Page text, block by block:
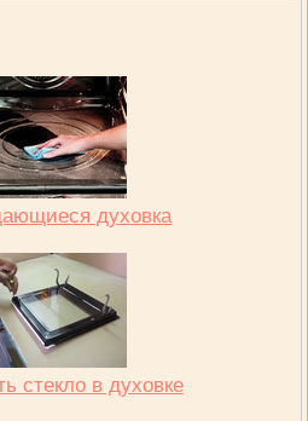
духовка
стекло в духовке